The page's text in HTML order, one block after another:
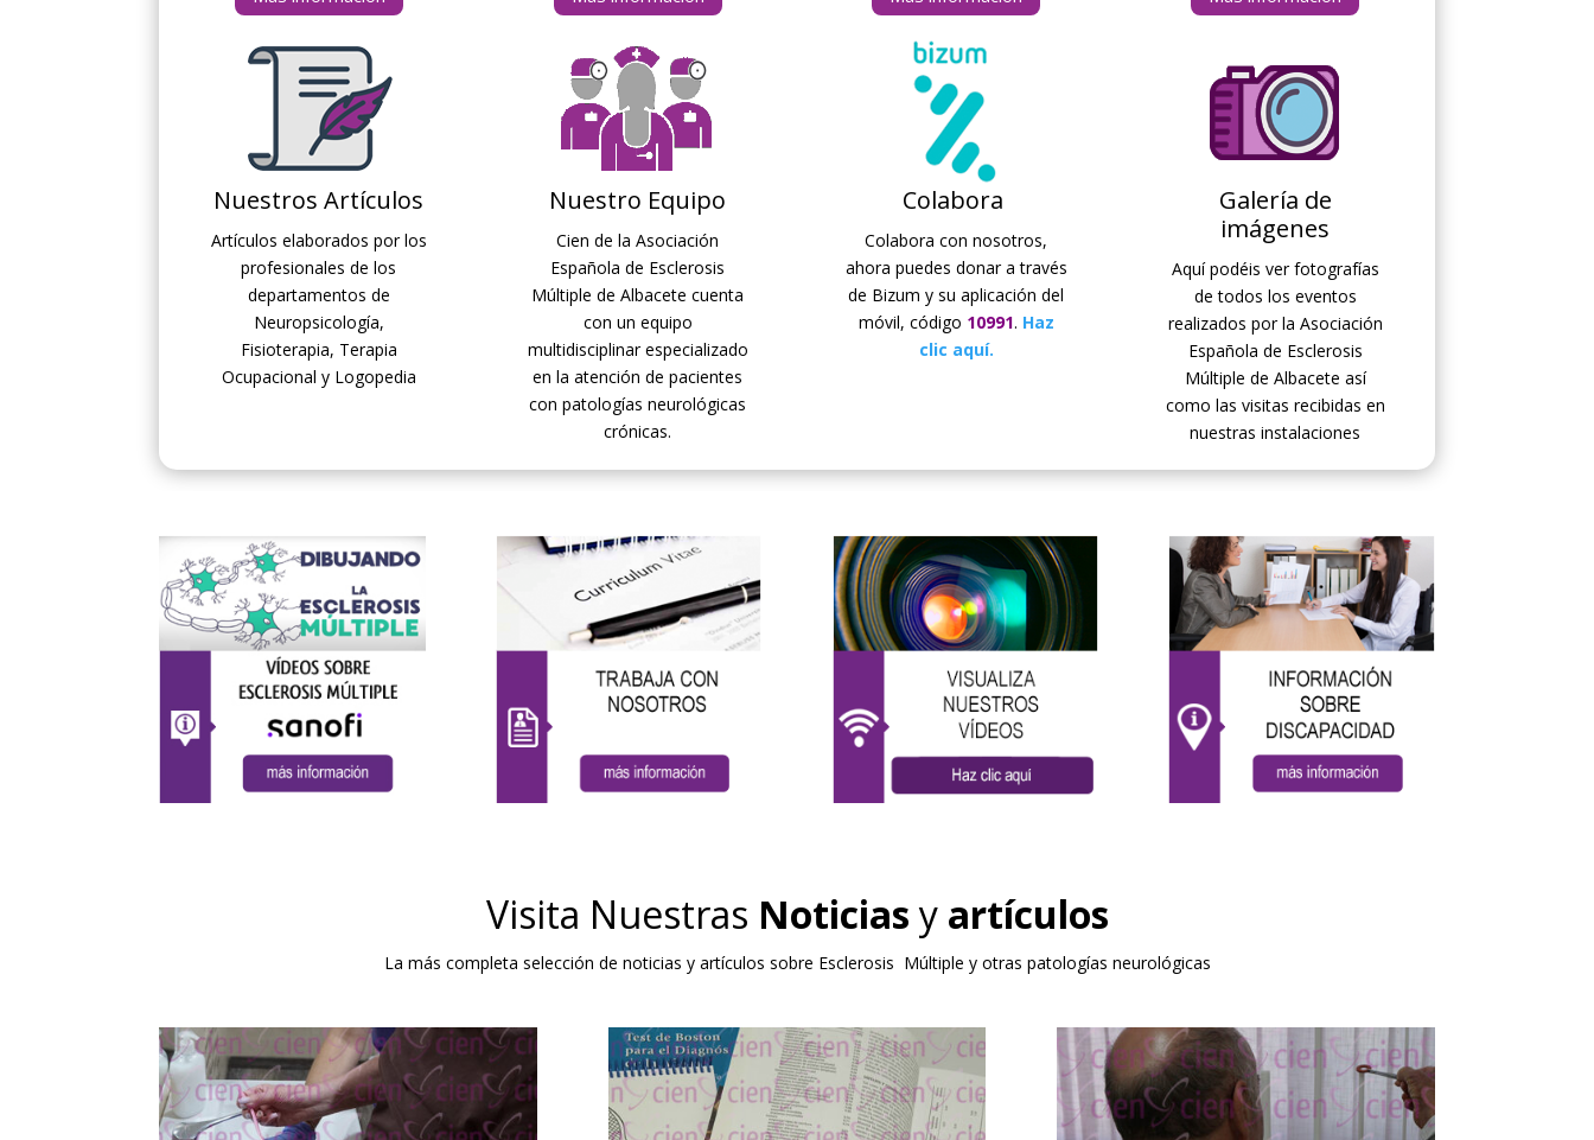
Nuestros Artículos
Artículos elaborados por los
profesionales de los
departamentos de
Neuropsicología,
Fisioterapia, Terapia
Ocupacional y Logopedia
Nuestro Equipo
Cien de la Asociación
Española de Esclerosis
Múltiple de Albacete cuenta
con un equipo
multidisciplinar especializado
en la atención de pacientes
con patologías neurológicas
crónicas.
Colabora
Colabora con nosotros,
ahora puedes donar a través
de Bizum y su aplicación del
móvil, código 10991. Haz
clic aquí.
Galería de
imágenes
Aquí podéis ver fotografías
de todos los eventos
realizados por la Asociación
Española de Esclerosis
Múltiple de Albacete así
como las visitas recibidas en
nuestras instalaciones
Visita Nuestras Noticiasy artículos
La más completa selección de noticias y artículos sobre Esclerosis Múltiple y otras patologías neurológicas